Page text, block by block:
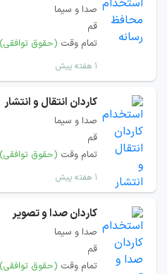
صدا و سیما
قم
تمام وقت (حقوق توافقی)
۱ هفته پیش
کاردان انتقال و انتشار
صدا و سیما
قم
تمام وقت (حقوق توافقی)
۱ هفته پیش
کاردان صدا و تصویر
صدا و سیما
قم
تمام وقت (حقوق توافقی)